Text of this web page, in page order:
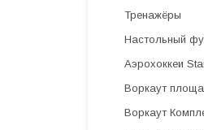
Тренажёры
Настольный
Аэрохоккеи
Воркаут
Воркаут